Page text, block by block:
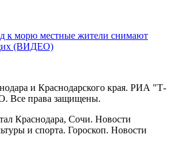
к морю местные жители снимают
(ВИДЕО)
и Краснодарского края. РИА "Т-
права защищены.
Краснодара, Сочи. Новости
и спорта. Гороскоп. Новости